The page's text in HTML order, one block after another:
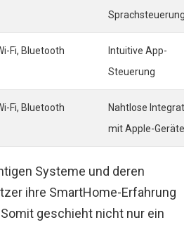
Fi, Bluetooth
Intuitive App-
Steuerung
Fi, Bluetooth
Nahtlose
mit Apple-
Systeme und deren
ihre SmartHome-Erfahrung
geschieht nicht nur ein